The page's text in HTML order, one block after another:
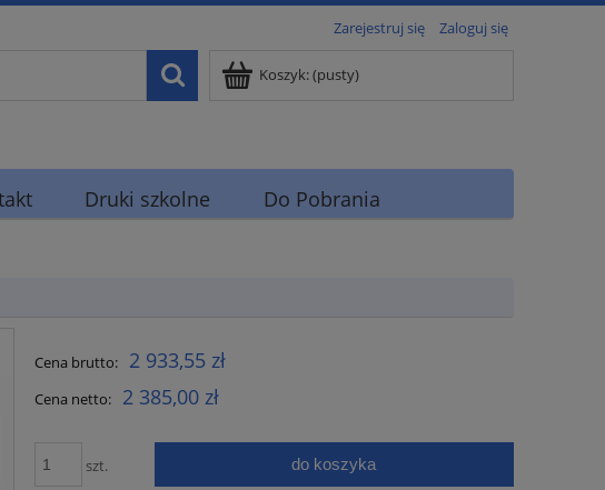
Zarejestruj się Zaloguj się
Koszyk:(pusty)
Druki szkolne Do Pobrania
Cena brutto: 2 933,55 zł
Cena netto: 2 385,00 zł
szt. do koszyka